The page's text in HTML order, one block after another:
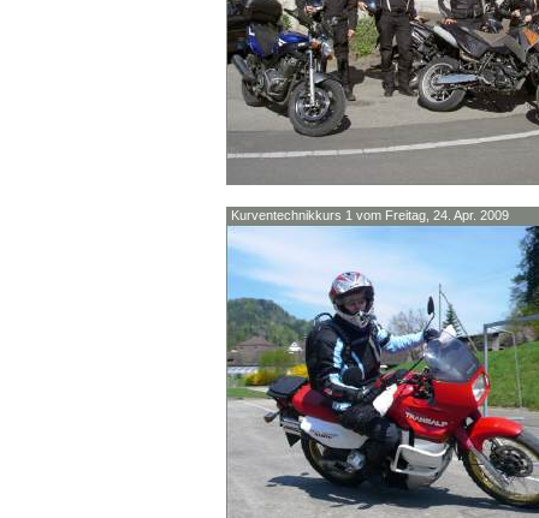
Kurventechnikkurs 1 vom Freitag, 24. Apr. 2009